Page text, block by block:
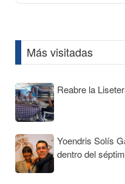
Más visitadas
Reabre la
Yoendris Solís
dentro del